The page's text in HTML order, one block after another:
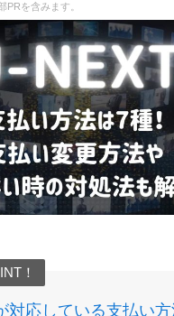
PRを含みます。
！
対応している支払い